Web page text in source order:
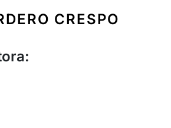
CRESPO